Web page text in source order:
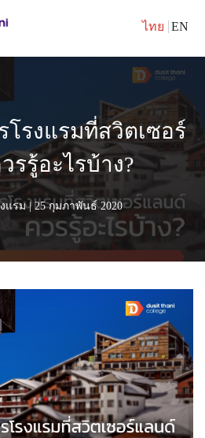
ไทย EN
โรงแรมที่สวิตเซอร์
รรู้อะไรบ้าง?
แรม| 25 กุมภาพันธ์ 2020